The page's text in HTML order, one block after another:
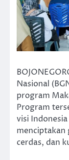
Nasional
program
Program
visi
menciptakan
cerdas, dan